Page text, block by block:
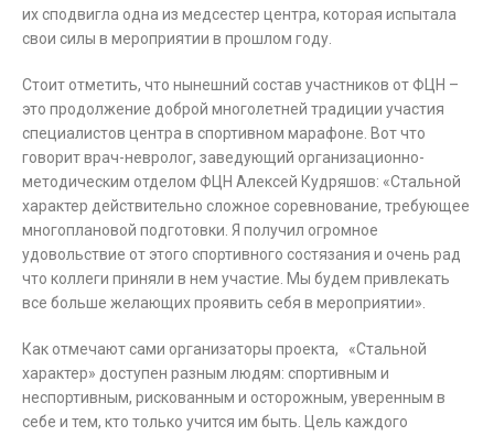
их сподвигла одна из медсестер центра, которая испытала
свои силы в мероприятии в прошлом году.
Стоит отметить, что нынешний состав участников от ФЦН –
это продолжение доброй многолетней традиции участия
специалистов центра в спортивном марафоне. Вот что
говорит врач-невролог, заведующий организационно-
методическим отделом ФЦН Алексей Кудряшов: «Стальной
характер действительно сложное соревнование, требующее
многоплановой подготовки. Я получил огромное
удовольствие от этого спортивного состязания и очень рад
что коллеги приняли в нем участие. Мы будем привлекать
все больше желающих проявить себя в мероприятии».
Как отмечают сами организаторы проекта, «Стальной
характер» доступен разным людям: спортивным и
неспортивным, рискованным и осторожным, уверенным в
себе и тем, кто только учится им быть. Цель каждого